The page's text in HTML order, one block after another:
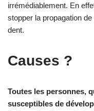
irrémédiablement. En
stopper la propagation
dent.
Causes ?
Toutes les personnes,
susceptibles de